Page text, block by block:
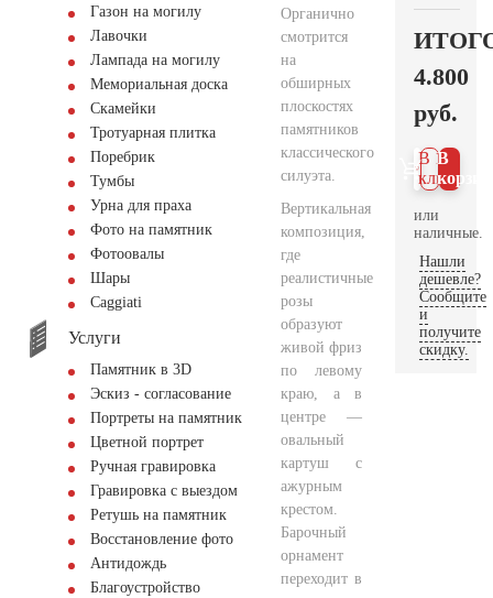
Газон на могилу
Лавочки
Лампада на могилу
Мемориальная доска
Скамейки
Тротуарная плитка
Поребрик
Тумбы
Урна для праха
Фото на памятник
Фотоовалы
Шары
Сaggiati
Услуги
Памятник в 3D
Эскиз - согласование
Портреты на памятник
Цветной портрет
Ручная гравировка
Гравировка с выездом
Ретушь на памятник
Восстановление фото
Антидождь
Благоустройство
Органично
смотрится
на
обширных
плоскостях
памятников
классического
силуэта.
Вертикальная
композиция,
где
реалистичные
розы
образуют
живой фриз
по левому
краю, а в
центре —
овальный
картуш с
ажурным
крестом.
Барочный
орнамент
переходит в
4.800
руб.
В
В 1
клик
или
наличные.
Нашли
дешевле?
Сообщите
и
получите
скидку.